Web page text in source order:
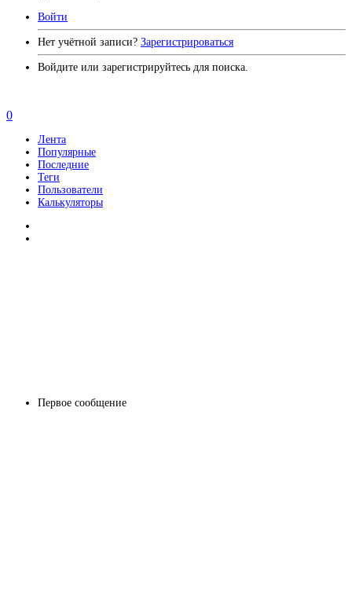
Войти
Нет учётной записи? Зарегистрироваться
Войдите или зарегистрируйтесь для поиска.
Первое сообщение
0
Лента
Популярные
Последние
Теги
Пользователи
Калькуляторы